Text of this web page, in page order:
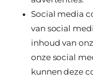
Social media
van social
inhoud van
onze social
kunnen deze